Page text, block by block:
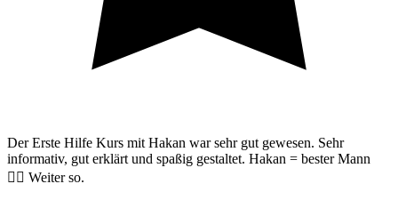
Der Erste Hilfe Kurs mit Hakan war sehr gut gewesen. Sehr
informativ, gut erklärt und spaßig gestaltet. Hakan = bester Mann
👍🏻 Weiter so.